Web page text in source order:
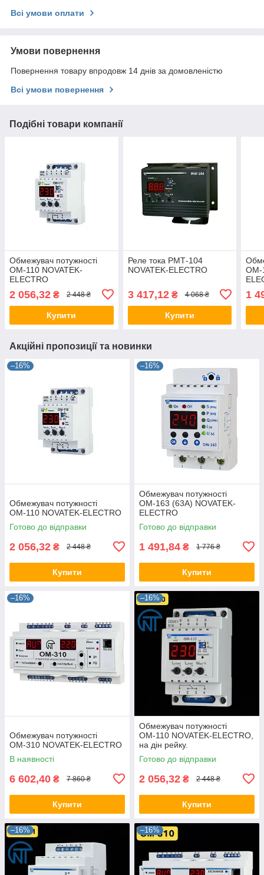
Всі умови оплати
Умови повернення
Повернення товару впродовж 14 днів за домовленістю
Всі умови повернення
Подібні товари компанії
Обмежувач потужності
ОМ-110 NOVATEK-
ELECTRO
2 056,32 ₴ 2 448 ₴
Купити
Реле тока РМТ-104
NOVATEK-ELECTRO
3 417,12₴ 4 068 ₴
Купити
ОМ-
1
Акційні пропозиції та новинки
–16%
Обмежувач потужності
ОМ-110 NOVATEK-ELECTRO
Готово до відправки
2 056,32 ₴ 2 448 ₴
Купити
–16%
Обмежувач потужності
ОМ-163 (63А) NOVATEK-
ELECTRO
Готово до відправки
1 491,84 ₴ 1 776 ₴
Купити
–16%
Обмежувач потужності
ОМ-310 NOVATEK-ELECTRO
В наявності
6 602,40 ₴ 7 860 ₴
Купити
–16%
Обмежувач потужності
ОМ-110 NOVATEK-ELECTRO,
на дін рейку.
Готово до відправки
2 056,32 ₴ 2 448 ₴
Купити
–16% –16%